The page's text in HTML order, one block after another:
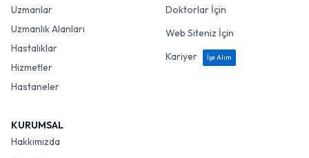
Uzmanlar
Uzmanlık Alanları
Hastalıklar
Hizmetler
Hastaneler
Doktorlar İçin
Web Siteniz İçin
Kariyer
İşe Alım
KURUMSAL
Hakkımızda